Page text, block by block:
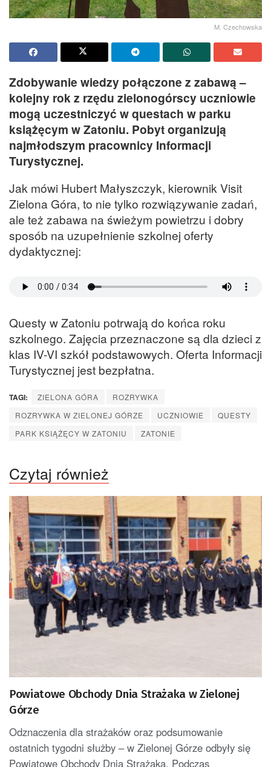
M. Czechowska
Zdobywanie wiedzy połączone z zabawą –
kolejny rok z rzędu zielonogórscy uczniowie
mogą uczestniczyć w questach w parku
książęcym w Zatoniu. Pobyt organizują
najmłodszym pracownicy Informacji
Turystycznej.
Jak mówi Hubert Małyszczyk, kierownik Visit
Zielona Góra, to nie tylko rozwiązywanie zadań,
ale też zabawa na świeżym powietrzu i dobry
sposób na uzupełnienie szkolnej oferty
dydaktycznej:
Questy w Zatoniu potrwają do końca roku
szkolnego. Zajęcia przeznaczone są dla dzieci z
klas IV-VI szkół podstawowych. Oferta Informacji
Turystycznej jest bezpłatna.
TAGI: ZIELONA GÓRA
ROZRYWKA
ROZRYWKA W ZIELONEJ GÓRZE
UCZNIOWIE
QUESTY
PARK KSIĄŻĘCY W ZATONIU
ZATONIE
Czytaj również
Powiatowe Obchody Dnia Strażaka w Zielonej
Górze
Odznaczenia dla strażaków oraz podsumowanie
ostatnich tygodni służby – w Zielonej Górze odbyły się
Powiatowe Obchody Dnia Strażaka. Podczas